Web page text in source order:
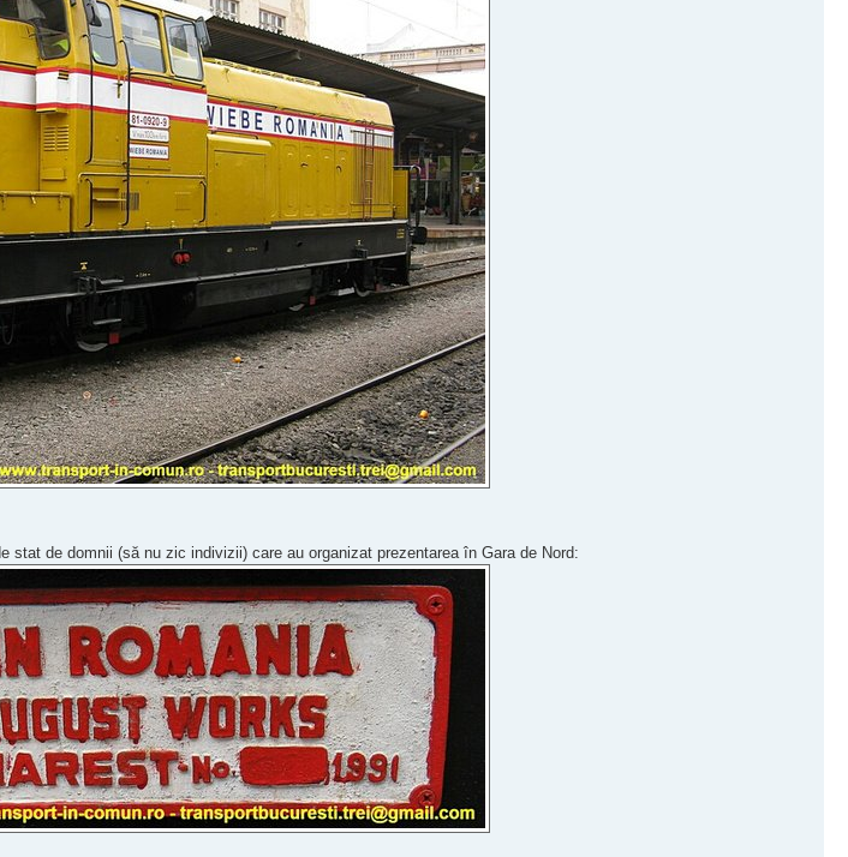
stat de domnii (să nu zic indivizii) care au organizat prezentarea în Gara de Nord: